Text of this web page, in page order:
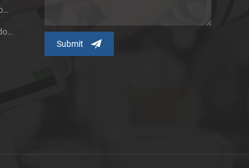
A Tecnologia De Pulverização Promove O Desenvolvimento Do Processo De Moldagem Por Injeção De Pó Metálico
Partícula De Pó Metálico E Métodos De Fabricação Influenciando Na Tecnologia MIM